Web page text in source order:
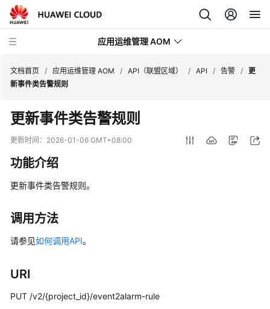
应用运维管理 AOM
最
新
动
品
绍
计
说
文档首页 / 应用运维管理 AOM / API（联盟区域） / API / 告警 / 更
新事件类告警规则
更新事件类告警规则
更新时间： 2026-01-06 GMT+08:00
功能介绍
更新事件类告警规则。
调用方法
请参见如何调用API。
URI
PUT /v2/{project_id}/event2alarm-rule